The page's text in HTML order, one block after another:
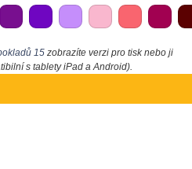
15zobrazíte verzi pro tisk nebo ji
s tablety iPad a Android).